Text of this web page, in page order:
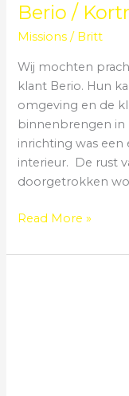
Berio /
Missions / Britt
Wij mochten
klant Berio. Hun
omgeving en de
binnenbrengen in
inrichting was
interieur. De rust
doorgetrokken
Read More »